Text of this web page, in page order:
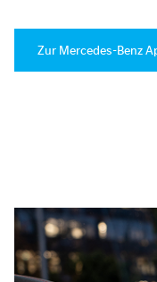
Zur Mercedes-Benz